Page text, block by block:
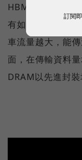
HBM具有高頻寬
有如數據傳輸的
車流量越大，能
面，在傳輸資料
DRAM以先進封
訂閱